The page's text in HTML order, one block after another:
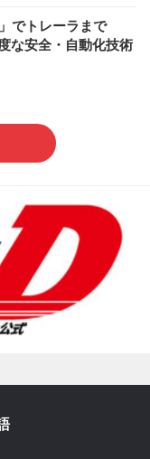
でトレーラまで
安全・自動化技術